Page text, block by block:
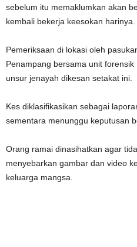
sebelum itu memaklumkan akan
kembali bekerja keesokan harinya.
Pemeriksaan di lokasi oleh
Penampang bersama unit
unsur jenayah dikesan setakat ini.
Kes diklasifikasikan sebagai
sementara menunggu keputusan
Orang ramai dinasihatkan agar
menyebarkan gambar dan video
keluarga mangsa.